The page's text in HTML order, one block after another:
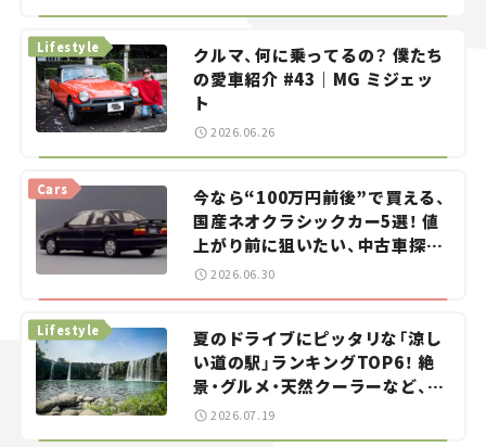
クルマ、何に乗ってるの？ 僕たち
の愛車紹介 #43｜MG ミジェッ
ト
Lifestyle
2026.06.26
今なら“100万円前後”で買える、
国産ネオクラシックカー5選！ 値
上がり前に狙いたい、中古車探し
をお手伝い――ちょっとイケてるマ
Cars
2026.06.30
夏のドライブにピッタリな「涼し
い道の駅」ランキングTOP6！ 絶
景・グルメ・天然クーラーなど、避
暑におすすめのスポットを紹介
【道の駅マニアの推し駅ガイド】
Lifestyle
2026.07.19